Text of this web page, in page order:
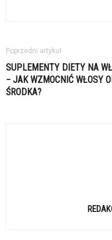
Poprzedni artykuł
SUPLEMENTY DIETY NA
− JAK WZMOCNIĆ WŁOSY
ŚRODKA?